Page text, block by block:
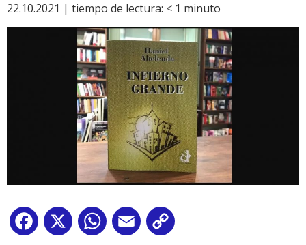
22.10.2021 | tiempo de lectura: < 1 minuto
Facebook
X WhatsApp
Email